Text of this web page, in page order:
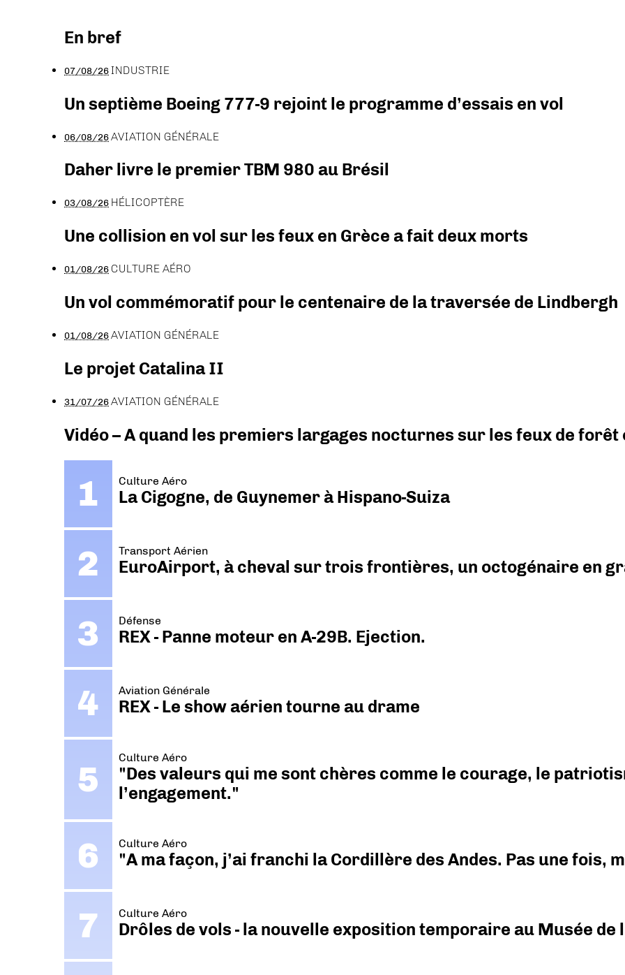
En bref
07/08/26INDUSTRIE
Un septième Boeing 777-9 rejoint le programme d’essais en vol
06/08/26AVIATION GÉNÉRALE
Daher livre le premier TBM 980 au Brésil
03/08/26 HÉLICOPTÈRE
Une collision en vol sur les feux en Grèce a fait deux morts
01/08/26 CULTURE AÉRO
Un vol commémoratif pour le centenaire de la traversée de Lindbergh
01/08/26AVIATION GÉNÉRALE
Le projet Catalina II
31/07/26AVIATION GÉNÉRALE
Vidéo – A quand les premiers largages nocturnes sur les feux de forêt
Culture Aéro
La Cigogne, de Guynemer à Hispano-Suiza
Transport Aérien
EuroAirport, à cheval sur trois frontières, un octogénaire en
Défense
REX - Panne moteur en A-29B. Ejection.
Aviation Générale
REX - Le show aérien tourne au drame
Culture Aéro
"Des valeurs qui me sont chères comme le courage, le
l’engagement."
Culture Aéro
"A ma façon, j’ai franchi la Cordillère des Andes. Pas une fois,
Culture Aéro
Drôles de vols - la nouvelle exposition temporaire au Musée de